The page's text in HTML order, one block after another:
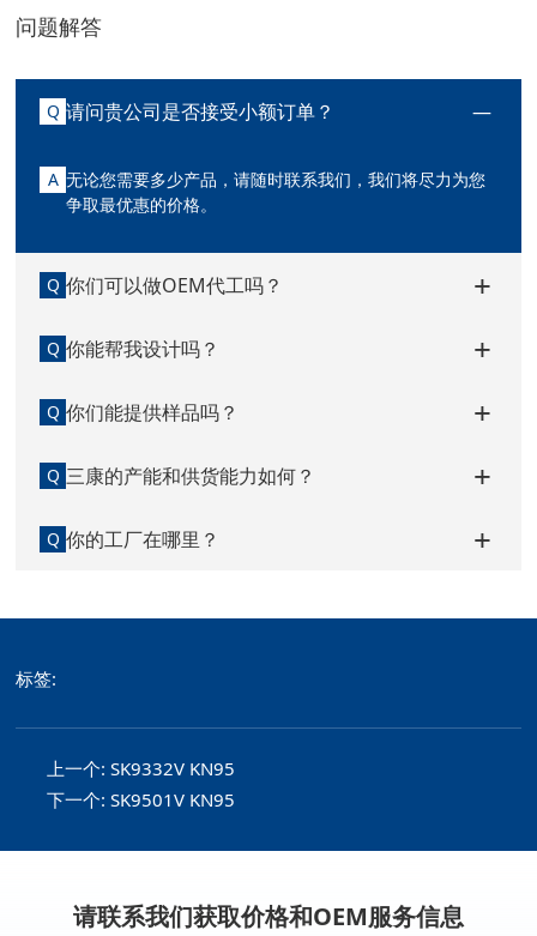
问题解答
Q 请问贵公司是否接受小额订单？
A 无论您需要多少产品，请随时联系我们，我们将尽力为您
争取最优惠的价格。
Q 你们可以做OEM代工吗？
Q 你能帮我设计吗？
Q 你们能提供样品吗？
Q 三康的产能和供货能力如何？
Q 你的工厂在哪里？
标签:
上一个:SK9332V KN95
下一个:SK9501V KN95
请联系我们获取价格和OEM服务信息